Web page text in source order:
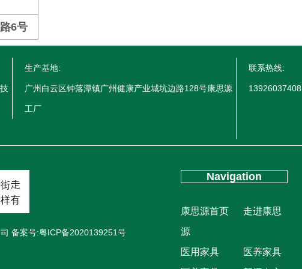
6号
生产基地:
广州白云区钟落潭镇广州健康产业城坑边路128号康思源
工厂
联系热线:
13926037408
备案号:粤ICP备2020139251号
Navigation
康思源首页
走进康思
源
医用家具
医养家具